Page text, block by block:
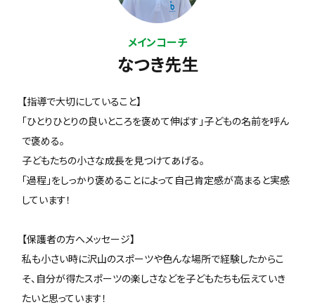
メインコーチ
なつき先生
【指導で大切にしていること】
「ひとりひとりの良いところを褒めて伸ばす」子どもの名前を呼ん
で褒める。
子どもたちの小さな成長を見つけてあげる。
「過程」をしっかり褒めることによって自己肯定感が高まると実感
しています！
【保護者の方へメッセージ】
私も小さい時に沢山のスポーツや色んな場所で経験したからこ
そ、自分が得たスポーツの楽しさなどを子どもたちも伝えていき
たいと思っています！